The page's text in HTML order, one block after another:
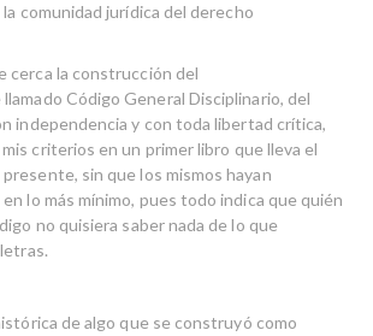
comunidad jurídica del derecho
cerca la construcción del
Código General Disciplinario, del
independencia y con toda libertad crítica,
criterios en un primer libro que lleva el
sin que los mismos hayan
lo más mínimo, pues todo indica que quién
no quisiera saber nada de lo que
de algo que se construyó como